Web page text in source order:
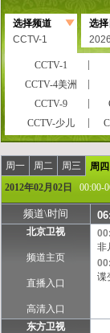
选择频道
CCTV-1
选择
CCTV-1
CCTV-4美洲
CCTV-9
CCTV-少儿
CCTVPусский
风云剧场
女性时尚
央视文化精品
孕育指南
彩民在线
CCTV-气象
摄影频道
河北卫视
周一 周二 周三 周四
2012年02月02日 00:00-
频道\时间
北京卫视
频道主页
直播入口
高清入口
非
谍
东方卫视